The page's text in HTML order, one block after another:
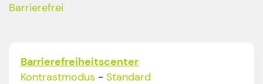
Barrierefrei
Barrierefreiheitscenter
Kontrastmodus - Standard